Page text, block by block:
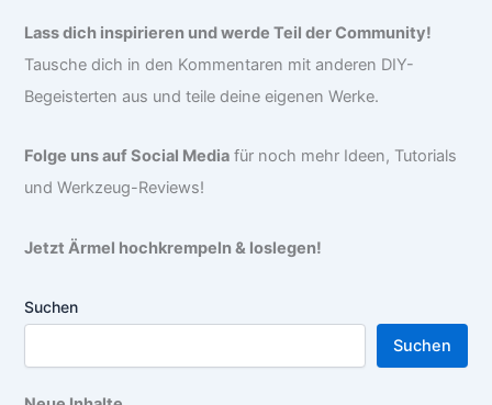
Lass dich inspirieren und werde Teil der Community!
Tausche dich in den Kommentaren mit anderen DIY-
Begeisterten aus und teile deine eigenen Werke.
Folge uns auf Social Media für noch mehr Ideen, Tutorials
und Werkzeug-Reviews!
Jetzt Ärmel hochkrempeln & loslegen!
Suchen
Suchen